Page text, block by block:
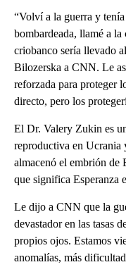
“Volví a la guerra y
bombardeada, llamé a
criobanco sería llevado
Bilozerska a CNN. Le
reforzada para proteger
directo, pero los
El Dr. Valery Zukin es
reproductiva en Ucrania
almacenó el embrión de
que significa Esperanza
Le dijo a CNN que la
devastador en las tasas
propios ojos. Estamos
anomalías, más